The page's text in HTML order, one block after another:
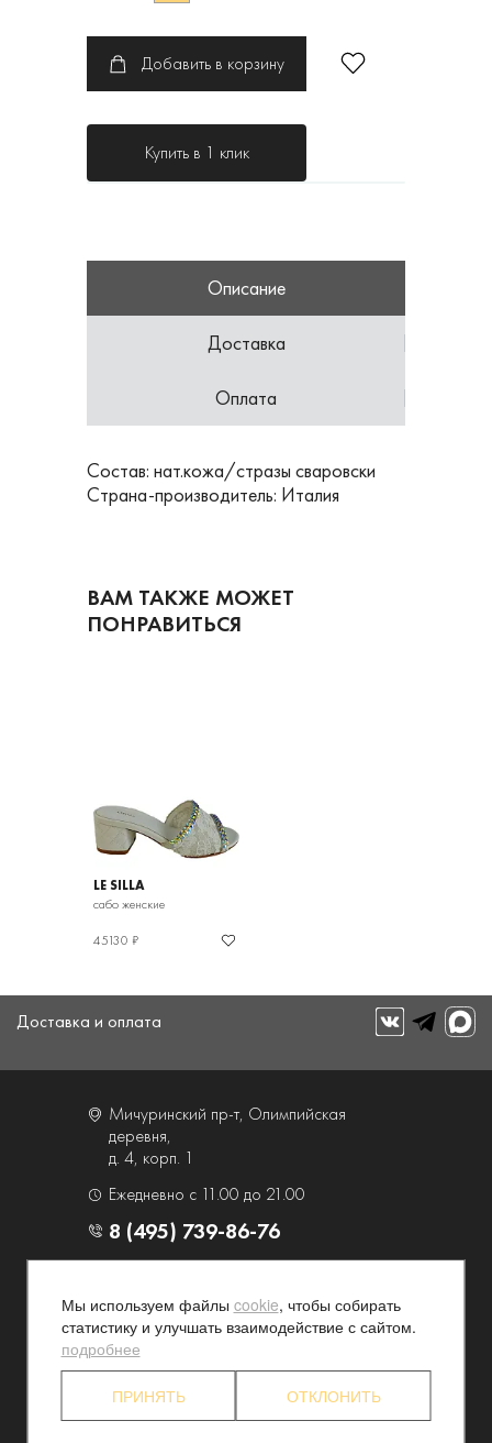
Добавить в корзину
Купить в 1 клик
Описание
Доставка
Оплата
Состав: нат.кожа/стразы сваровски
Страна-производитель: Италия
ВАМ ТАКЖЕ МОЖЕТ
ПОНРАВИТЬСЯ
LE SILLA
сабо женские
45130 ₽
Доставка и оплата
Мичуринский пр-т, Олимпийская
деревня,
д. 4, корп. 1
Ежедневно с 11.00 до 21.00
8 (495) 739-86-76
Контакты и схема проезда
Наши преимущества
Программа лояльности
Партнерские программы
Конфиденциальность
Акционерам
Мы используем файлы cookie, чтобы собирать
статистику и улучшать взаимодействие с сайтом.
подробнее
ПРИНЯТЬ ОТКЛОНИТЬ